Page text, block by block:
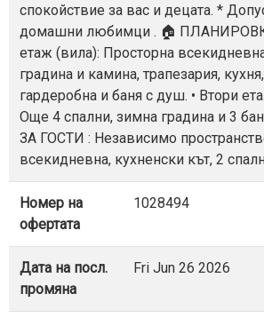
спокойствие за вас и децата. *
домашни любимци . 🏠
етаж (вила): Просторна
градина и камина, трапезария,
гардеробна и баня с душ. • Втори
Още 4 спални, зимна градина и 3
ЗА ГОСТИ : Независимо
всекидневна, кухненски кът, 2
Номер на
офертата
1028494
Дата на посл.
промяна
Fri Jun 26 2026